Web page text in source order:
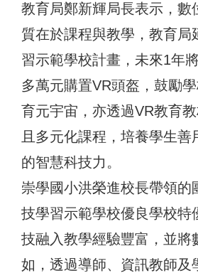
教育局鄭新輝局長表示，數
質在於課程與教學，教育局
習示範學校計畫，未來1年
多萬元購置VR頭盔，鼓勵
育元宇宙，亦透過VR教育
且多元化課程，培養學生善
的智慧科技力。
崇學國小洪榮進校長帶領的
技學習示範學校優良學校特
技融入教學經驗豐富，並將
如，透過導師、資訊教師及